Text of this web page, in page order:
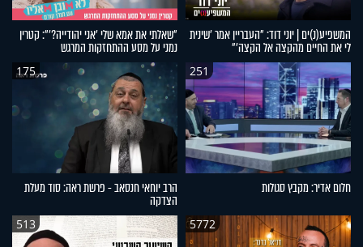
המשפיע(נ)ים | יוני דוד: "העבריין אמר 'שינית
לי את החיים מהקצה אל הקצה'"
"שאלתי את אמא שלי 'אני יהודייה?'": קטרין
נמני על מסע ההתחזקות המרגש
251
חלום אדיר: מקבץ סגולות
175
הרב יוחאי חנסאב - פרשת ראה: סוד מעלת
הצדקה
5772
513